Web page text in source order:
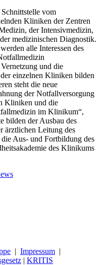
vom
Kliniken der Zentren
der Intensivmedizin,
medizinischen Diagnostik.
alle Interessen des
und die
einzelnen Kliniken bilden
steht die neue
der Notfallversorgung
Kliniken und die
im Klinikum“,
bilden der Ausbau des
ärztlichen Leitung des
Aus- und Fortbildung des
des Klinikums
| Impressum |
| KRITIS